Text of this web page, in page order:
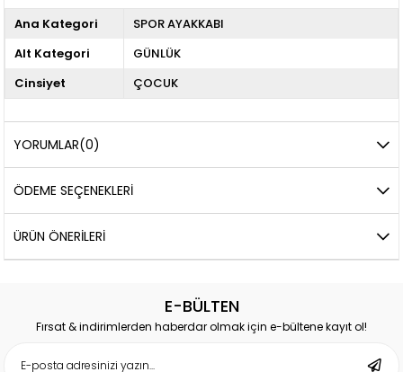
Ana Kategori
SPOR AYAKKABI
Alt Kategori
GÜNLÜK
Cinsiyet
ÇOCUK
YORUMLAR(0)
ÖDEME SEÇENEKLERI
ÜRÜN ÖNERILERI
E-BÜLTEN
Fırsat & indirimlerden haberdar olmak için e-bültene kayıt ol!